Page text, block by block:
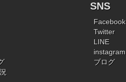
SNS
Facebook
Twitter
LINE
instagram
ブログ